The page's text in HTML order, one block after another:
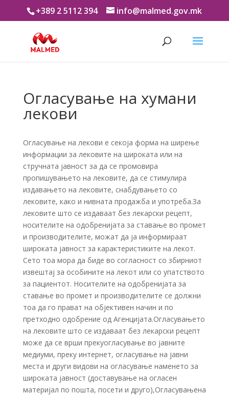
+389 2 5112 394 info@malmed.gov.mk
Огласување на хумани
лекови
Огласување на лекови е секоја форма на ширење
информации за лековите на широката или на
стручната јавност за да се промовира
пропишувањето на лековите, да се стимулира
издавањето на лековите, снабдувањето со
лековите, како и нивната продажба и употреба.За
лековите што се издаваат без лекарски рецепт,
носителите на одобренијата за ставање во промет
и производителите, можат да ја информираат
широката јавност за карактеристиките на лекот.
Сето тоа мора да биде во согласност со збирниот
извештај за особините на лекот или со упатството
за пациентот. Носителите на одобренијата за
ставање во промет и производителите се должни
тоа да го прават на објективен начин и по
претходно одобрение од Агенцијата.Огласувањето
на лековите што се издаваат без лекарски рецепт
може да се врши прекуогласување во јавните
медиуми, преку интернет, огласување на јавни
места и други видови на огласување наменето за
широката јавност (доставување на огласен
материјал по пошта, посети и друго),Огласувањена